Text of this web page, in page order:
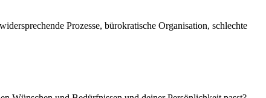
Prozesse, bürokratische Organisation, schlechte